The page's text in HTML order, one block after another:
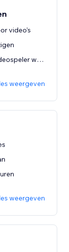
video's
Wix Video: De indeling van je Wix Videospeler wijzigen
weergeven
weergeven